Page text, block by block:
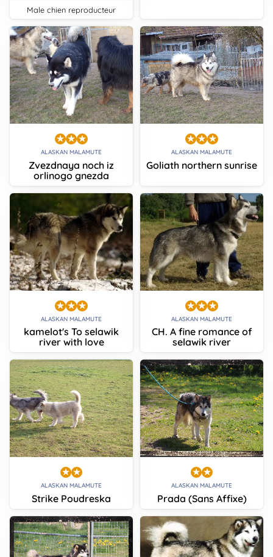
male chien reproducteur
ALASKAN MALAMUTE
Zvezdnaya noch iz
orlinogo gnezda
ALASKAN MALAMUTE
Goliath northern sunrise
ALASKAN MALAMUTE
kamelot's To selawik
river with love
ALASKAN MALAMUTE
CH. A fine romance of
selawik river
ALASKAN MALAMUTE
Strike Poudreska
ALASKAN MALAMUTE
Prada (Sans Affixe)